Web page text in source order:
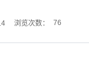
浏览次数： 76